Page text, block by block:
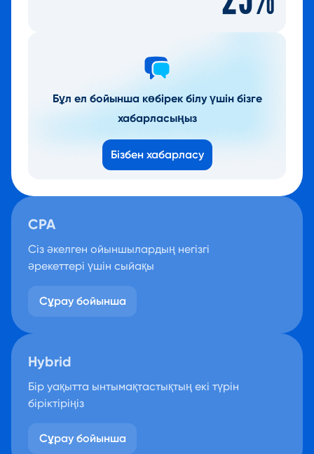
Бұл ел бойынша көбірек білу үшін бізге
хабарласыңыз
Бізбен хабарласу
CPA
Сіз әкелген ойыншылардың негізгі
әрекеттері үшін сыйақы
Сұрау бойынша
Hybrid
Бір уақытта ынтымақтастықтың екі түрін
біріктіріңіз
Сұрау бойынша